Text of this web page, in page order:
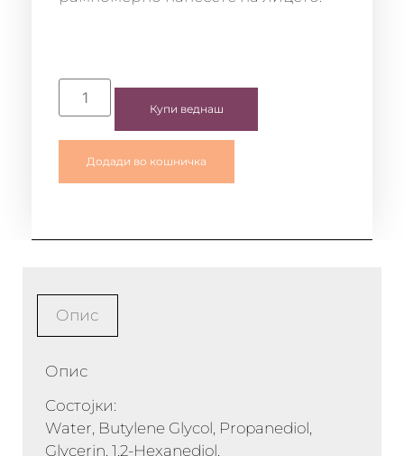
Купи веднаш
Додади во кошничка
Опис
Опис
Состојки:
Water, Butylene Glycol, Propanediol,
Glycerin, 1,2-Hexanediol,